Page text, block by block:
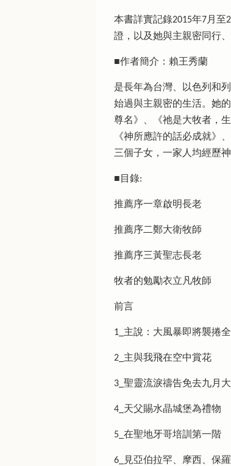
本書詳實記錄2015年7月
證，以及她與主親密同行
■作者簡介：賴王秀蘭
是長年為台灣、以色列和
始過與主親密的生活。她
尊名》、《祂是大牧者，
《神所應許的話必成就》
三個子女，一家人均經歷
■目錄:
推薦序一章啟明長老
推薦序二鄭大衛牧師
推薦序三黃聖志長老
牧者的勉勵衣立凡牧師
前言
1_主說：大風暴即將襲捲
2_主與我飛在空中賞花
3_聖靈流淚禱告免去九月
4_天父賜水晶城堡為禮物
5_在聖地牙哥培訓第一階
6_見亞伯拉罕、摩西、保